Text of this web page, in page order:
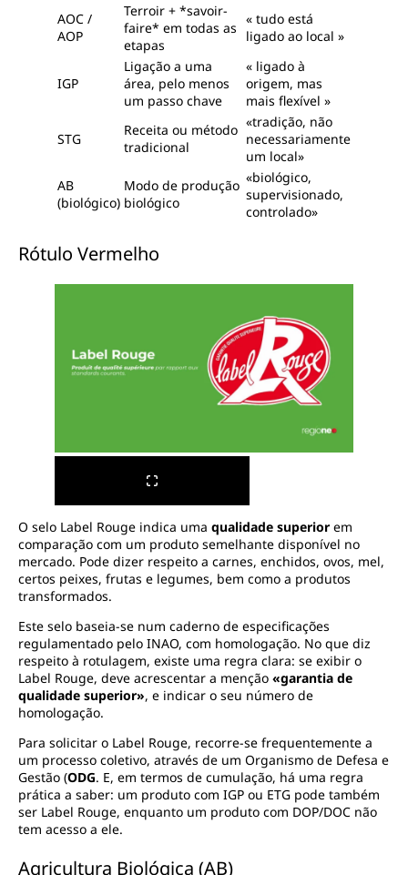
AOC /
AOP
Terroir + *savoir-
faire* em todas as
etapas
« tudo está
ligado ao local »
IGP
Ligação a uma
área, pelo menos
um passo chave
« ligado à
origem, mas
mais flexível »
STG
Receita ou método
tradicional
«tradição, não
necessariamente
um local»
AB
(biológico)
Modo de produção
biológico
«biológico,
supervisionado,
controlado»
Rótulo Vermelho
O selo Label Rouge indica uma qualidade superior em
comparação com um produto semelhante disponível no
mercado. Pode dizer respeito a carnes, enchidos, ovos, mel,
certos peixes, frutas e legumes, bem como a produtos
transformados.
Este selo baseia-se num caderno de especificações
regulamentado pelo INAO, com homologação. No que diz
respeito à rotulagem, existe uma regra clara: se exibir o
Label Rouge, deve acrescentar a menção «garantia de
qualidade superior», e indicar o seu número de
homologação.
Para solicitar o Label Rouge, recorre-se frequentemente a
um processo coletivo, através de um Organismo de Defesa e
Gestão (ODG. E, em termos de cumulação, há uma regra
prática a saber: um produto com IGP ou ETG pode também
ser Label Rouge, enquanto um produto com DOP/DOC não
tem acesso a ele.
Agricultura Biológica (AB)